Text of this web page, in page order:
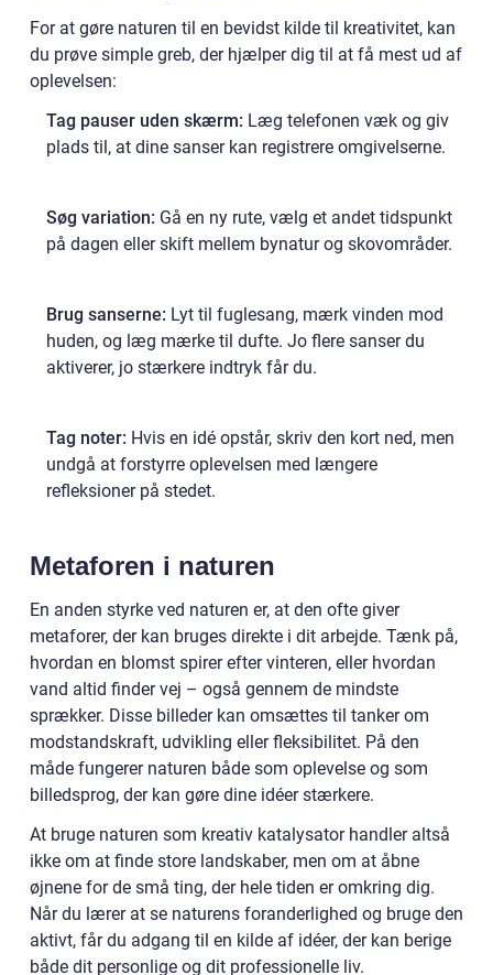
For at gøre naturen til en bevidst kilde til kreativitet, kan
du prøve simple greb, der hjælper dig til at få mest ud af
oplevelsen:
Tag pauser uden skærm: Læg telefonen væk og giv
plads til, at dine sanser kan registrere omgivelserne.
Søg variation: Gå en ny rute, vælg et andet tidspunkt
på dagen eller skift mellem bynatur og skovområder.
Brug sanserne: Lyt til fuglesang, mærk vinden mod
huden, og læg mærke til dufte. Jo flere sanser du
aktiverer, jo stærkere indtryk får du.
Tag noter: Hvis en idé opstår, skriv den kort ned, men
undgå at forstyrre oplevelsen med længere
refleksioner på stedet.
Metaforen i naturen
En anden styrke ved naturen er, at den ofte giver
metaforer, der kan bruges direkte i dit arbejde. Tænk på,
hvordan en blomst spirer efter vinteren, eller hvordan
vand altid finder vej – også gennem de mindste
sprækker. Disse billeder kan omsættes til tanker om
modstandskraft, udvikling eller fleksibilitet. På den
måde fungerer naturen både som oplevelse og som
billedsprog, der kan gøre dine idéer stærkere.
At bruge naturen som kreativ katalysator handler altså
ikke om at finde store landskaber, men om at åbne
øjnene for de små ting, der hele tiden er omkring dig.
Når du lærer at se naturens foranderlighed og bruge den
aktivt, får du adgang til en kilde af idéer, der kan berige
både dit personlige og dit professionelle liv.